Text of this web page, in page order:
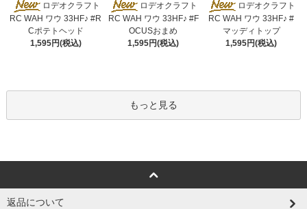
ロデオクラフト
RC WAH ワウ 33HF♪ #R
Cポテトヘッド
1,595円(税込)
ロデオクラフト
RC WAH ワウ 33HF♪ #F
OCUSおまめ
1,595円(税込)
ロデオクラフト
RC WAH ワウ 33HF♪ #
マッディトップ
1,595円(税込)
もっと見る
返品について